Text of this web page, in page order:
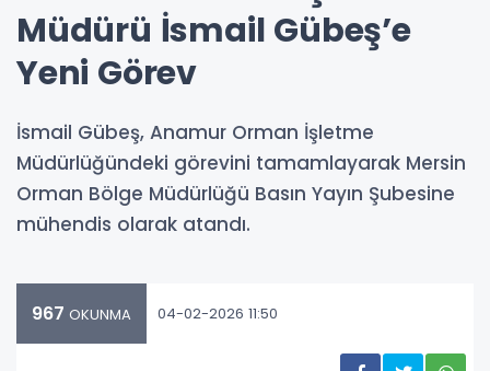
Müdürü İsmail Gübeş’e
Yeni Görev
İsmail Gübeş, Anamur Orman İşletme
Müdürlüğündeki görevini tamamlayarak Mersin
Orman Bölge Müdürlüğü Basın Yayın Şubesine
mühendis olarak atandı.
967 OKUNMA 04-02-2026 11:50